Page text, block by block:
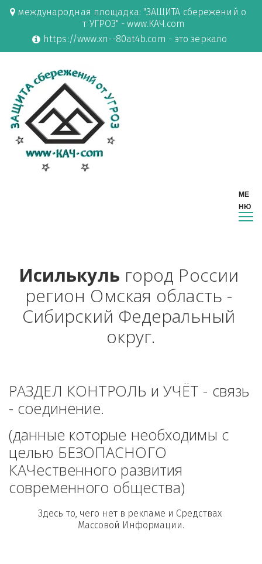
международная площадка: "ЗАЩИТА сбережений о
т УГРОЗ" - www.КАЧ.com
https://www.xn--80at4b.com - это зеркало
Исилькуль город России
регион Омская область -
Сибирский Федеральный
округ.
РАЗДЕЛ КОНТРОЛЬ и УЧЁТ - связь
- соединение.
(данные которые необходимы с
целью БЕЗОПАСНОГО
КАЧественного развития
современного общества)
Здесь то, чего нет в рекламе и Средствах
Массовой Информации.